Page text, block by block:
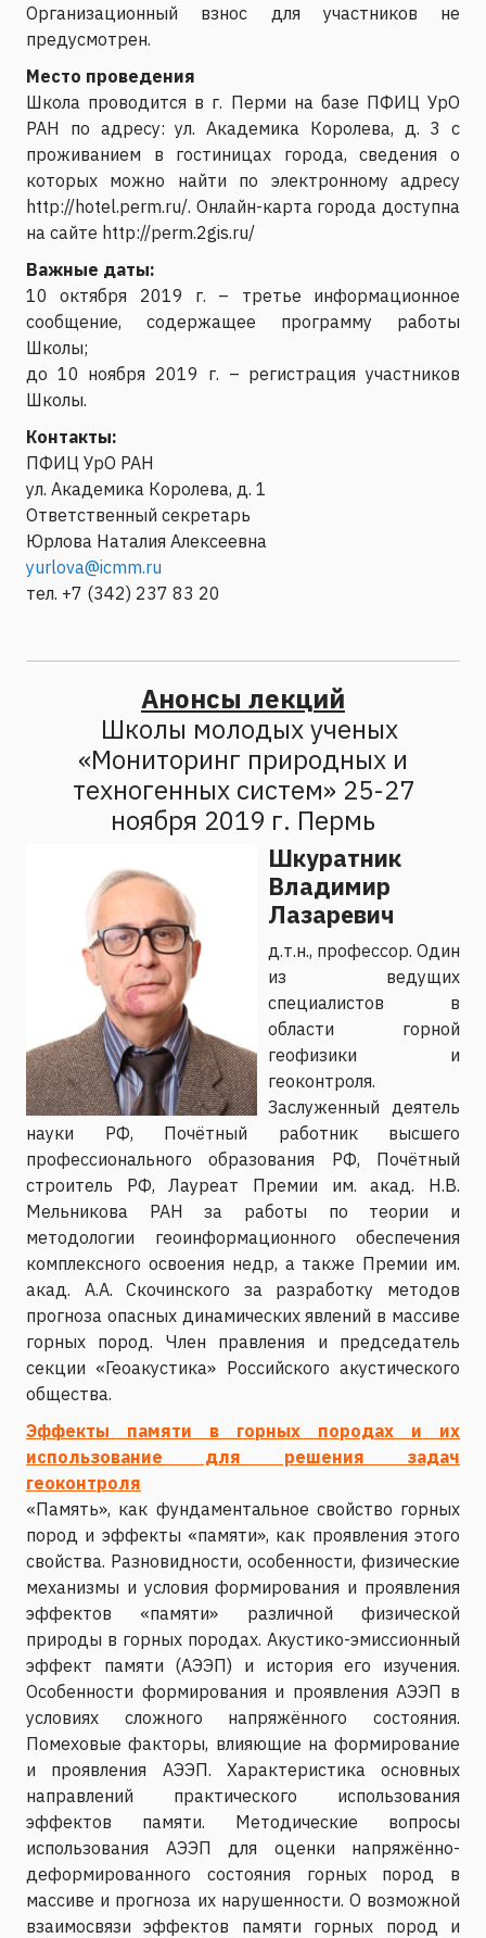
Организационный взнос для участников не
предусмотрен.
Место проведения
Школа проводится в г. Перми на базе ПФИЦ УрО
РАН по адресу: ул. Академика Королева, д. 3 с
проживанием в гостиницах города, сведения о
которых можно найти по электронному адресу
http://hotel.perm.ru/. Онлайн-карта города доступна
на сайте http://perm.2gis.ru/
Важные даты:
10 октября 2019 г. – третье информационное
сообщение, содержащее программу работы
Школы;
до 10 ноября 2019 г. – регистрация участников
Школы.
Контакты:
ПФИЦ УрО РАН
ул. Академика Королева, д. 1
Ответственный секретарь
Юрлова Наталия Алексеевна
yurlova@icmm.ru
тел. +7 (342) 237 83 20
Анонсы лекций
Школы молодых ученых
«Мониторинг природных и
техногенных систем» 25-27
ноября 2019 г. Пермь
Шкуратник
Владимир
Лазаревич
д.т.н., профессор. Один
из ведущих
специалистов в
области горной
геофизики и
геоконтроля.
Заслуженный деятель
науки РФ, Почётный работник высшего
профессионального образования РФ, Почётный
строитель РФ, Лауреат Премии им. акад. Н.В.
Мельникова РАН за работы по теории и
методологии геоинформационного обеспечения
комплексного освоения недр, а также Премии им.
акад. А.А. Скочинского за разработку методов
прогноза опасных динамических явлений в массиве
горных пород. Член правления и председатель
секции «Геоакустика» Российского акустического
общества.
Эффекты памяти в горных породах и их
использование для решения задач
геоконтроля
«Память», как фундаментальное свойство горных
пород и эффекты «памяти», как проявления этого
свойства. Разновидности, особенности, физические
механизмы и условия формирования и проявления
эффектов «памяти» различной физической
природы в горных породах. Акустико-эмиссионный
эффект памяти (АЭЭП) и история его изучения.
Особенности формирования и проявления АЭЭП в
условиях сложного напряжённого состояния.
Помеховые факторы, влияющие на формирование
и проявления АЭЭП. Характеристика основных
направлений практического использования
эффектов памяти. Методические вопросы
использования АЭЭП для оценки напряжённо-
деформированного состояния горных пород в
массиве и прогноза их нарушенности. О возможной
взаимосвязи эффектов памяти горных пород и